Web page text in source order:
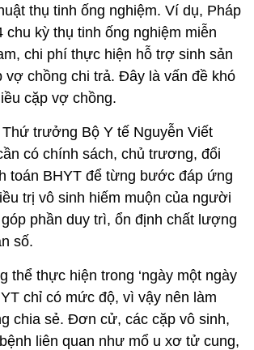
thụ tinh ống nghiệm. Ví dụ, Pháp
chu kỳ thụ tinh ống nghiệm miễn
chi phí thực hiện hỗ trợ sinh sản
vợ chồng chi trả. Đây là vấn đề khó
cặp vợ chồng.
trưởng Bộ Y tế Nguyễn Viết
có chính sách, chủ trương, đổi
toán BHYT để từng bước đáp ứng
trị vô sinh hiếm muộn của người
phần duy trì, ổn định chất lượng
số.
thể thực hiện trong ‘ngày một ngày
chỉ có mức độ, vì vậy nên làm
chia sẻ. Đơn cử, các cặp vô sinh,
liên quan như mổ u xơ tử cung,